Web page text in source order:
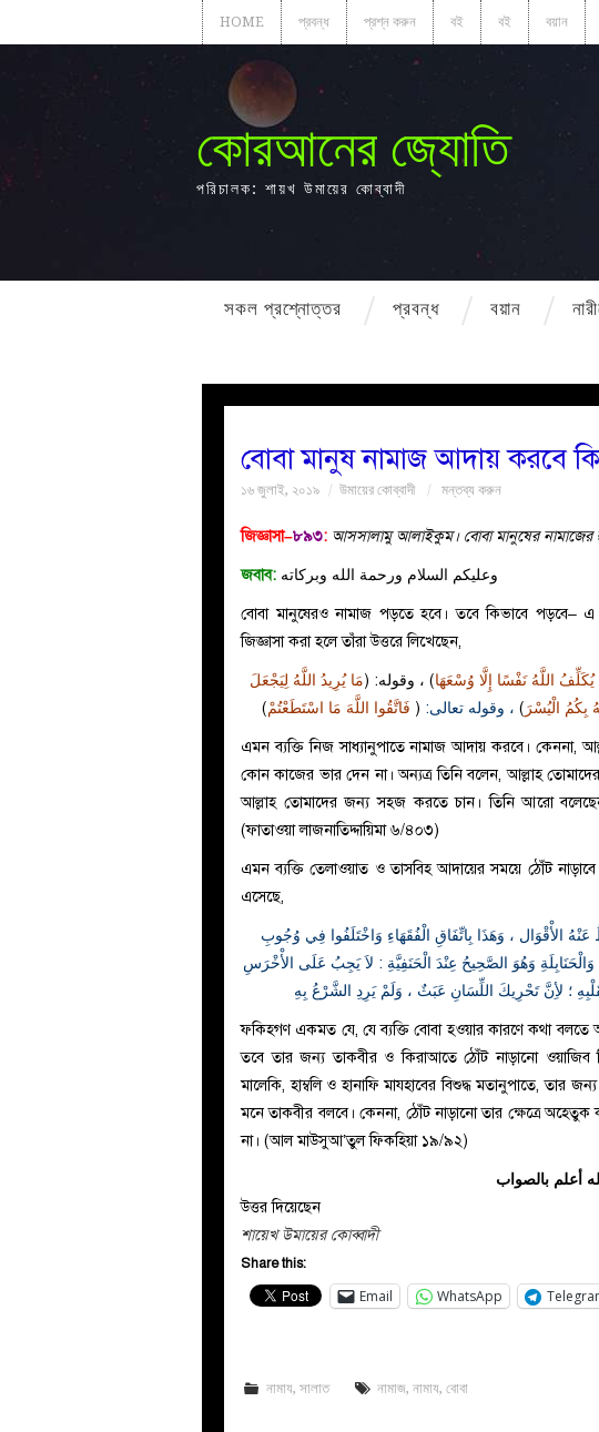
HOME প্রবন্ধ প্রশ্ন করুন বই বই বয়ান
কোরআনের জ্যোতি
পরিচালক: শায়খ উমায়ের কোব্বাদী
সকল প্রশ্নোত্তর প্রবন্ধ বয়ান
বোবা মানুষ নামাজ আদায় করবে
১৬ জুলাই, ২০১৯ উমায়ের কোব্বাদী মন্তব্য করুন
জিজ্ঞাসা–৮৯৩: আসসালামু আলাইকুম। বোবা মানুষের নামাজের
জবাব: وعليكم السلام ورحمة الله وبركاته
বোবা মানুষেরও নামাজ পড়তে হবে। তবে কিভাবে পড়বে– এ
জিজ্ঞাসা করা হলে তাঁরা উত্তরে লিখেছেন,
يُكَلِّفُ اللَّهُ نَفْسًا إِلَّا وُسْعَهَا) ، وقوله: (مَا يُرِيدُ اللَّهُ لِيَجْعَلَ
بِكُمُ الْيُسْرَ) ، وقوله تعالى: ( فَاتَّقُوا اللَّهَ مَا اسْتَطَعْتُمْ)
এমন ব্যক্তি নিজ সাধ্যানুপাতে নামাজ আদায় করবে। কেননা,
কোন কাজের ভার দেন না। অন্যত্র তিনি বলেন, আল্লাহ
আল্লাহ তোমাদের জন্য সহজ করতে চান। তিনি আরো
(ফাতাওয়া লাজনাতিদ্দায়িমা ৬/৪০৩)
এমন ব্যক্তি তেলাওয়াত ও তাসবিহ আদায়ের সময়ে ঠোঁট
এসেছে,
، وَهَذَا بِاتِّفَاقِ الْفُقَهَاءِ وَاخْتَلَفُوا فِي وُجُوبِ
وَالْحَنَابِلَةِ وَهُوَ الصَّحِيحُ عِنْدَ الْحَنَفِيَّةِ : لاَ يَجِبُ عَلَى الأْخْرَسِ
؛ لأِنَّ تَحْرِيكَ اللِّسَانِ عَبَثٌ ، وَلَمْ يَرِدِ الشَّرْعُ بِهِ
ফকিহগণ একমত যে, যে ব্যক্তি বোবা হওয়ার কারণে কথা বলতে
তবে তার জন্য তাকবীর ও কিরাআতে ঠোঁট নাড়ানো ওয়াজিব
মালেকি, হাম্বলি ও হানাফি মাযহাবের বিশুদ্ধ মতানুপাতে, তার
মনে তাকবীর বলবে। কেননা, ঠোঁট নাড়ানো তার ক্ষেত্রে
না। (আল মাউসুআ’তুল ফিকহিয়া ১৯/৯২)
أعلم بالصواب
উত্তর দিয়েছেন
শায়েখ উমায়ের কোব্বাদী
Share this:
Email WhatsApp
নামায,সালাত নামাজ,নামায,বোবা